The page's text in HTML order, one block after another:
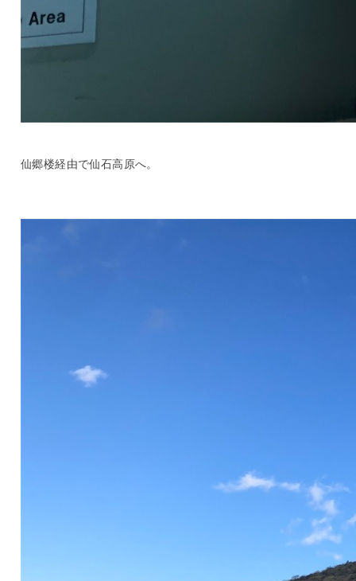
仙郷楼経由で仙石高原へ。